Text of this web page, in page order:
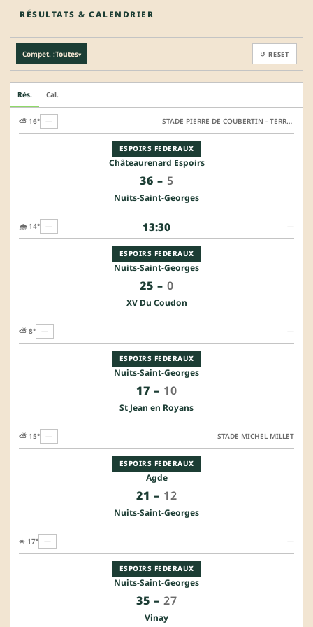
RÉSULTATS & CALENDRIER
Compet. :Toutes▾ ↺ RESET
Rés. Cal.
ESPOIRS FEDERAUX
Châteaurenard Espoirs
36 – 5
Nuits-Saint-Georges
⛅ 16° — STADE PIERRE DE COUBERTIN - TERRAIN HONNEUR
13:30
ESPOIRS FEDERAUX
Nuits-Saint-Georges
25 – 0
XV Du Coudon
🌧️ 14° — —
ESPOIRS FEDERAUX
Nuits-Saint-Georges
17 – 10
St Jean en Royans
⛅ 8° — —
ESPOIRS FEDERAUX
Agde
21 – 12
Nuits-Saint-Georges
⛅ 15° — STADE MICHEL MILLET
ESPOIRS FEDERAUX
Nuits-Saint-Georges
35 – 27
Vinay
☀️ 17° — —